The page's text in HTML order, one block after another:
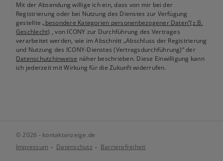
Mit der Absendung willige ich ein, dass von mir bei der
Registrierung oder bei Nutzung des Dienstes zur Verfügung
gestellte„besondere Kategorien personenbezogener Daten“(z.B.
Geschlecht) , von ICONY zur Durchführung des Vertrages
verarbeitet werden, wie im Abschnitt „Abschluss der Registrierung
und Nutzung des ICONY-Dienstes (Vertragsdurchführung)“ der
Datenschutzhinweise näher beschrieben. Diese Einwilligung kann
ich jederzeit mit Wirkung für die Zukunft widerrufen.
© 2026 - kontaktanzeige.de
Impressum
Datenschutz Barrierefreiheit